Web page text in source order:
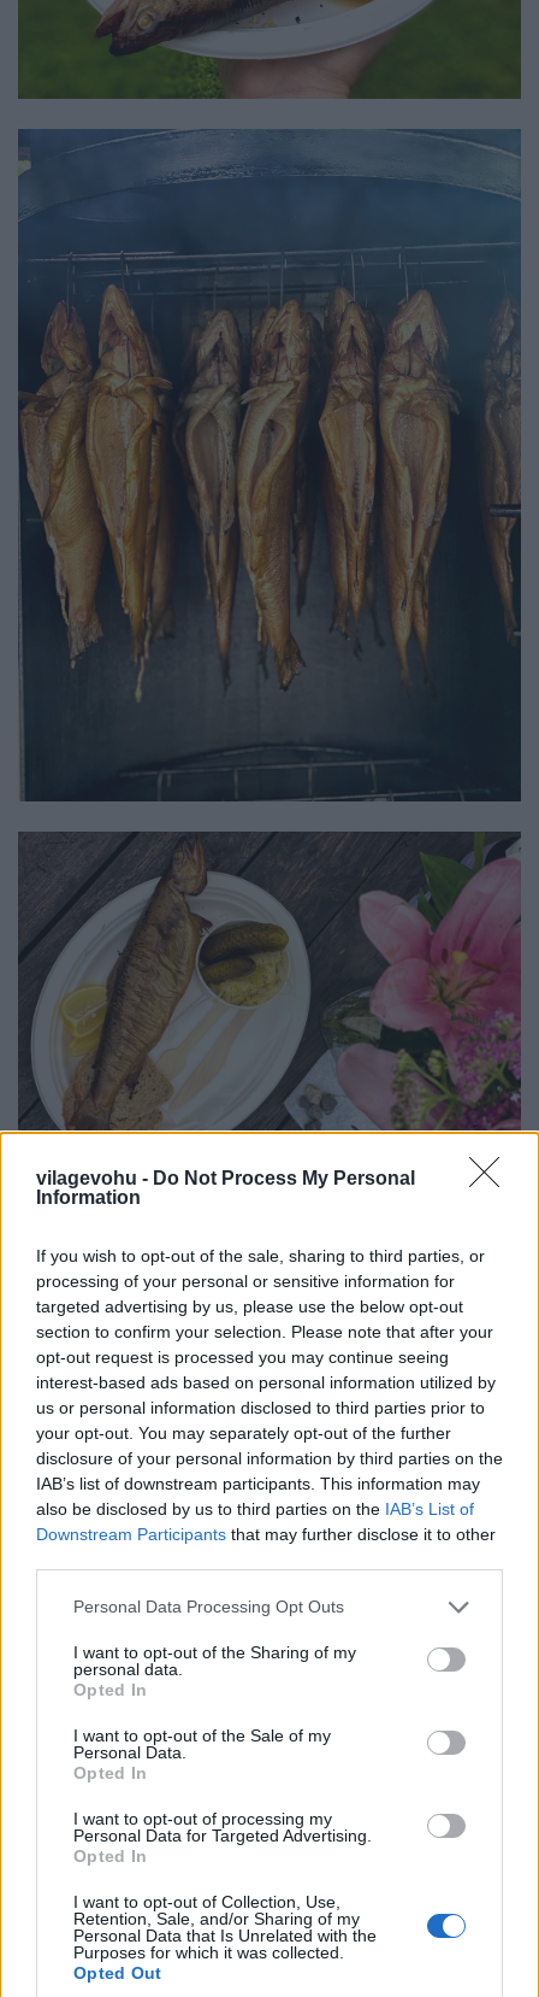
vilagevohu - Do Not Process My Personal
Information
If you wish to opt-out of the sale, sharing to third parties, or
processing of your personal or sensitive information for
targeted advertising by us, please use the below opt-out
section to confirm your selection. Please note that after your
opt-out request is processed you may continue seeing
interest-based ads based on personal information utilized by
us or personal information disclosed to third parties prior to
your opt-out. You may separately opt-out of the further
disclosure of your personal information by third parties on the
IAB’s list of downstream participants. This information may
also be disclosed by us to third parties on the IAB’s List of
Downstream Participants that may further disclose it to other
Please note that this website/app uses one or more Google
not limited to your visit or usage behaviour. You may click to
grant or deny consent to Google and its third-party tags to
use your data for below specified purposes in below Google
consent section.
Personal Data Processing Opt Outs
I want to opt-out of the Sharing of my
personal data.
Opted In
I want to opt-out of the Sale of my
Personal Data.
Opted In
I want to opt-out of processing my
Personal Data for Targeted Advertising.
Opted In
I want to opt-out of Collection, Use,
Retention, Sale, and/or Sharing of my
Personal Data that Is Unrelated with the
Purposes for which it was collected.
Opted Out
3. Ha érdekel a fine dining, ez az étterem a legjobb
Krakkóban!
Igazi kortárs fine dining élményt kínál a nagyon
becsapós nevűBottiglieria 1881étterem, ahol név
ellenére nyoma sincs az olasz ízeknek, helyette
nagyon modern és nagyon szerethető lengyel
konyhát kínálnak. Van egy Michelin-csillagjuk is,
érdemes a leghosszabb degusztációs menüt kínálni,
ugyanis az elejétől a végéig nagyon erős, kifinomult
és érdekes ételeket kínálnak! A séffel egyébként
Klima ugyanis pár éve - még az akkori egyetlen
csillagos, Atelier Amaro sous-séfjeként - prezentálta
a varsói étterem ételeit. Azóta Krakkóban önálló
éttermet nyitott, és ezt nagyon jól is tette!